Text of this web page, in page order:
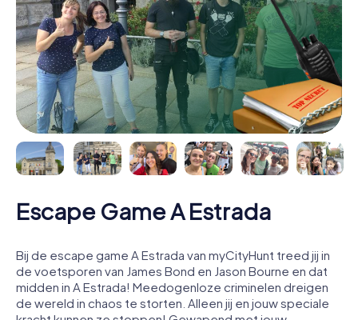
Escape Game A Estrada
Bij de escape game A Estrada van myCityHunt treed jij in
de voetsporen van James Bond en Jason Bourne en dat
midden in A Estrada! Meedogenloze criminelen dreigen
de wereld in chaos te storten. Alleen jij en jouw speciale